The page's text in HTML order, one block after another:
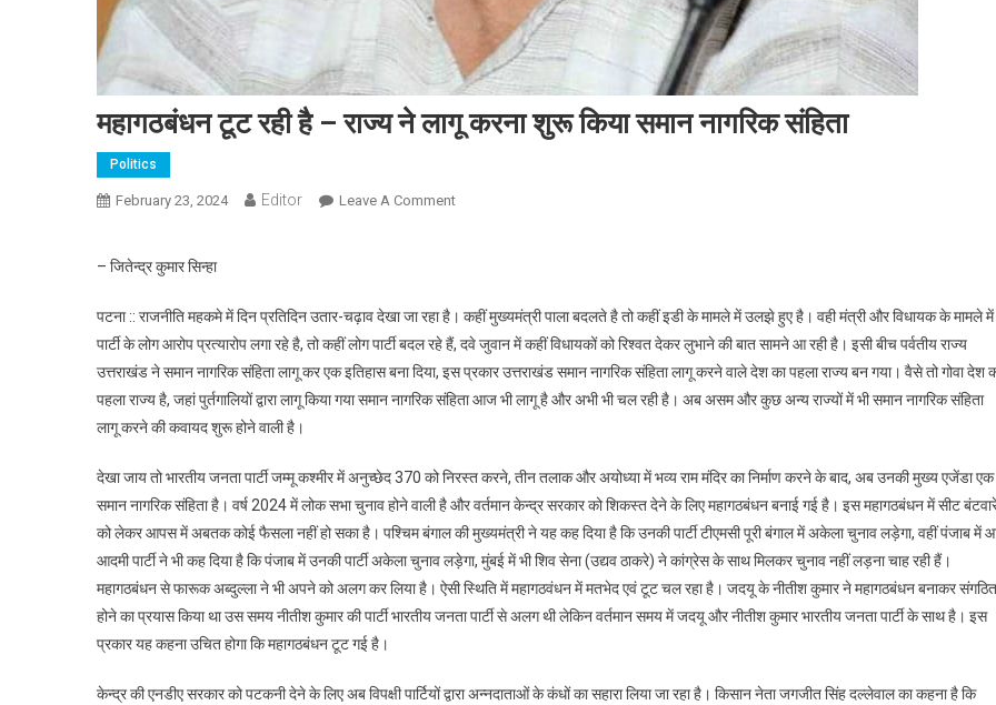
महागठबंधन टूट रही है – राज्य ने लागू करना शुरू किया समान नागरिक संहिता
Politics
February 23, 2024 Editor Leave A Comment
– जितेन्द्र कुमार सिन्हा
पटना :: राजनीति महकमे में दिन प्रतिदिन उतार-चढ़ाव देखा जा रहा है। कहीं मुख्यमंत्री पाला बदलते है तो कहीं इडी के मामले में उलझे हुए है। वही मंत्री और विधायक के मामले में
पार्टी के लोग आरोप प्रत्यारोप लगा रहे है, तो कहीं लोग पार्टी बदल रहे हैं, दवे जुवान में कहीं विधायकों को रिश्वत देकर लुभाने की बात सामने आ रही है। इसी बीच पर्वतीय राज्य
उत्तराखंड ने समान नागरिक संहिता लागू कर एक इतिहास बना दिया, इस प्रकार उत्तराखंड समान नागरिक संहिता लागू करने वाले देश का पहला राज्य बन गया। वैसे तो गोवा देश
पहला राज्य है, जहां पुर्तगालियों द्वारा लागू किया गया समान नागरिक संहिता आज भी लागू है और अभी भी चल रही है। अब असम और कुछ अन्य राज्यों में भी समान नागरिक संहिता
लागू करने की कवायद शुरू होने वाली है।
देखा जाय तो भारतीय जनता पार्टी जम्मू कश्मीर में अनुच्छेद 370 को निरस्त करने, तीन तलाक और अयोध्या में भव्य राम मंदिर का निर्माण करने के बाद, अब उनकी मुख्य एजेंडा एक
समान नागरिक संहिता है। वर्ष 2024 में लोक सभा चुनाव होने वाली है और वर्तमान केन्द्र सरकार को शिकस्त देने के लिए महागठबंधन बनाई गई है। इस महागठबंधन में सीट
को लेकर आपस में अबतक कोई फैसला नहीं हो सका है। पश्चिम बंगाल की मुख्यमंत्री ने यह कह दिया है कि उनकी पार्टी टीएमसी पूरी बंगाल में अकेला चुनाव लड़ेगा, वहीं पंजाब में
आदमी पार्टी ने भी कह दिया है कि पंजाब में उनकी पार्टी अकेला चुनाव लड़ेगा, मुंबई में भी शिव सेना (उद्यव ठाकरे) ने कांग्रेस के साथ मिलकर चुनाव नहीं लड़ना चाह रही हैं।
महागठबंधन से फारूक अब्दुल्ला ने भी अपने को अलग कर लिया है। ऐसी स्थिति में महागठवंधन में मतभेद एवं टूट चल रहा है। जदयू के नीतीश कुमार ने महागठबंधन बनाकर संगठित
होने का प्रयास किया था उस समय नीतीश कुमार की पार्टी भारतीय जनता पार्टी से अलग थी लेकिन वर्तमान समय में जदयू और नीतीश कुमार भारतीय जनता पार्टी के साथ है। इस
प्रकार यह कहना उचित होगा कि महागठबंधन टूट गई है।
केन्द्र की एनडीए सरकार को पटकनी देने के लिए अब विपक्षी पार्टियों द्वारा अन्नदाताओं के कंधों का सहारा लिया जा रहा है। किसान नेता जगजीत सिंह दल्लेवाल का कहना है कि